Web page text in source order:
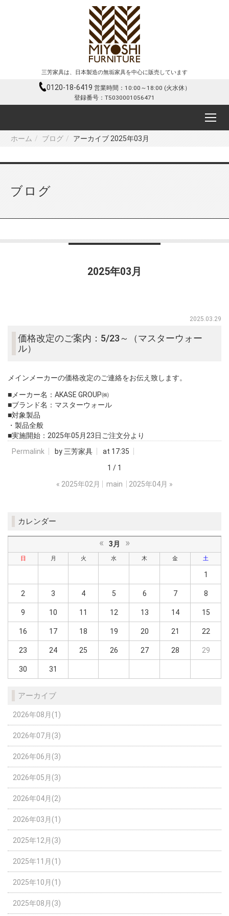
三芳家具は、日本製造の無垢家具を中心に販売しています
0120-18-6419 営業時間：10:00～18:00 (火水休）
登録番号：T5030001056471
ホーム ブログ アーカイブ 2025年03月
ブログ
2025年03月
2025.03.29
価格改定のご案内：5/23～（マスターウォー
ル）
メインメーカーの価格改定のご連絡をお伝え致します。
■メーカー名：AKASE GROUP㈱
■ブランド名：マスターウォール
■対象製品
・製品全般
■実施開始：2025年05月23日ご注文分より
Permalink
by 三芳家具
at 17:35
1 / 1
« 2025年02月 main 2025年04月 »
カレンダー
« 3月 »
日 月 火 水 木 金 土
1
2 3 4 5 6 7 8
9 10 11 12 13 14 15
16 17 18 19 20 21 22
23 24 25 26 27 28 29
30 31
アーカイブ
2026年08月(1)
2026年07月(3)
2026年06月(3)
2026年05月(3)
2026年04月(2)
2026年03月(1)
2025年12月(3)
2025年11月(1)
2025年10月(1)
2025年08月(3)